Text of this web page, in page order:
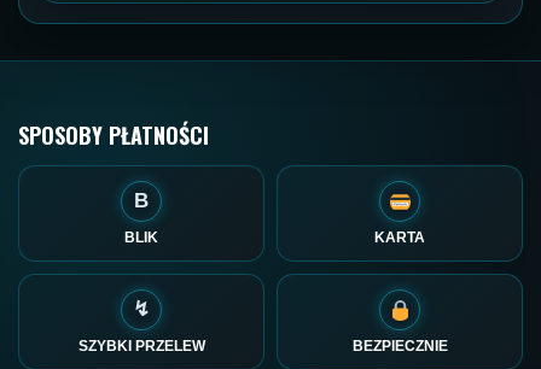
SPOSOBY PŁATNOŚCI
B
BLIK KARTA
↯
SZYBKI PRZELEW BEZPIECZNIE